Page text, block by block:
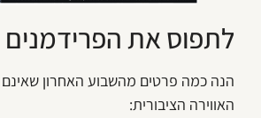
לתפוס את הפרידמנים
הנה כמה פרטים מהשבוע האחרון
האווירה הציבורית: